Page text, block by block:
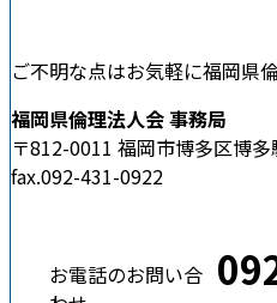
ご不明な点はお気軽に福岡県
福岡県倫理法人会 事務局
〒812-0011 福岡市博多区博
fax.092-431-0922
お電話のお問い合